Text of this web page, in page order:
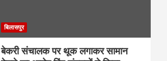
बिलासपुर
बेकरी संचालक पर थूक लगाकर सामान